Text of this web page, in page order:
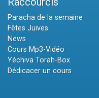
Paracha de la semaine
Fêtes Juives
News
Cours Mp3-Vidéo
Yéchiva Torah-Box
Dédicacer un cours